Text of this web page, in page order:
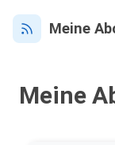
Meine
Meine